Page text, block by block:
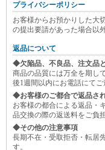
プライバシーポリシー
お客様からお預かりした大
の提出要請があった場合以
返品について
◆欠陥品、不良品、注文品
商品の品質には万全を期し
後1週間以内にお電話にて
◆お客様のご都合で返品さ
お客様の都合による返品・
品交換の際の返送料をご負
◆その他の注意事項
長期不在・受取拒否・転居
す。